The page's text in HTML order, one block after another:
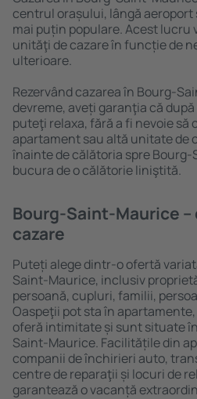
centrul orașului, lângă
mai puțin populare. Acest lucru
unităţi de cazare în funcție de
ulterioare.
Rezervând cazarea în Bourg-
devreme, aveți garanţia că
puteţi relaxa, fără a fi nevoie să
apartament sau altă unitate de
înainte de călătoria spre
bucura de o călătorie liniştită.
Bourg-Saint-Maurice –
cazare
Puteți alege dintr-o ofertă
Saint-Maurice, inclusiv
persoană, cupluri, familii,
Oaspeţii pot sta în
oferă intimitate și sunt situate
Saint-Maurice. Facilitățile din
companii de închirieri auto,
centre de reparaţii și locuri de
garantează o vacanță